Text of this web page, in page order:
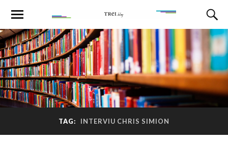
TAG: INTERVIU CHRIS SIMION